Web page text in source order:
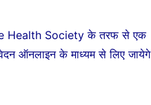
Health Society के तरफ से एक
ऑनलाइन के माध्यम से लिए जायेगे